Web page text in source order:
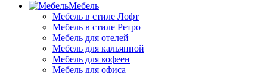
Мебель
Мебель в стиле Лофт
Мебель в стиле Ретро
Мебель для отелей
Мебель для кальянной
Мебель для кофеен
Мебель для офиса